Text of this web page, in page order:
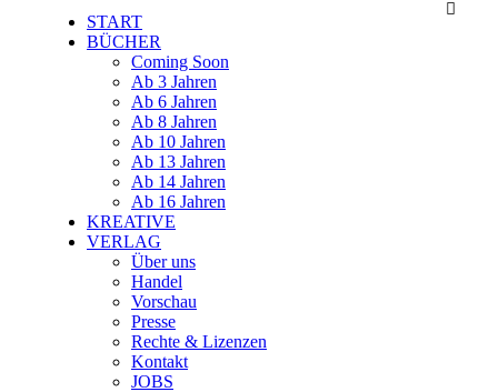

START
BÜCHER
Coming Soon
Ab 3 Jahren
Ab 6 Jahren
Ab 8 Jahren
Ab 10 Jahren
Ab 13 Jahren
Ab 14 Jahren
Ab 16 Jahren
KREATIVE
VERLAG
Über uns
Handel
Vorschau
Presse
Rechte & Lizenzen
Kontakt
JOBS